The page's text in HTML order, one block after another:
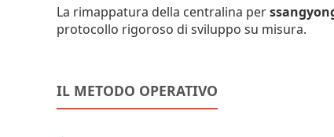
La rimappatura della centralina per
protocollo rigoroso di sviluppo su misura.
IL METODO OPERATIVO